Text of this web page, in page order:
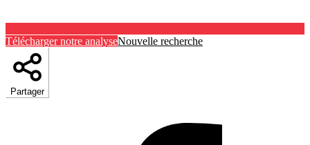
Télécharger notre analyseNouvelle recherche
Partager